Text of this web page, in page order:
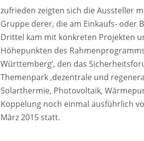
zufrieden zeigten sich die Aussteller
Gruppe derer, die am Einkaufs- oder
Drittel kam mit konkreten Projekten
Höhepunkten des
Württemberg‘, den das
Themenpark ‚dezentrale und
Solarthermie, Photovoltaik,
Koppelung noch einmal ausführlich
März 2015 statt.